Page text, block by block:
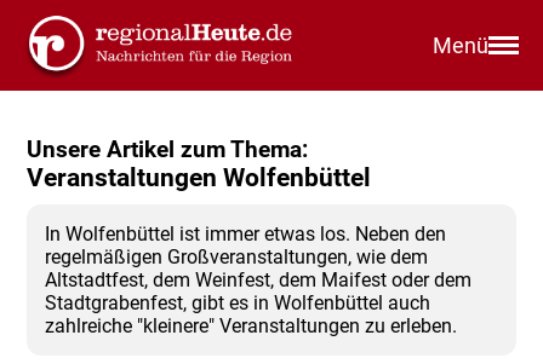
Menü
Unsere Artikel zum Thema:
Veranstaltungen Wolfenbüttel
In Wolfenbüttel ist immer etwas los. Neben den
regelmäßigen Großveranstaltungen, wie dem
Altstadtfest, dem Weinfest, dem Maifest oder dem
Stadtgrabenfest, gibt es in Wolfenbüttel auch
zahlreiche "kleinere" Veranstaltungen zu erleben.